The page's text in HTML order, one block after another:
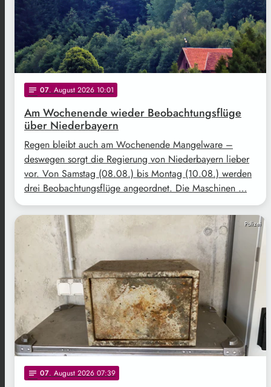
notes 07. August 2026 10:01
Am Wochenende wieder Beobachtungsflüge
über Niederbayern
Regen bleibt auch am Wochenende Mangelware –
deswegen sorgt die Regierung von Niederbayern lieber
vor. Von Samstag (08.08.) bis Montag (10.08.) werden
drei Beobachtungsflüge angeordnet. Die Maschinen …
Polizei
notes 07. August 2026 07:39